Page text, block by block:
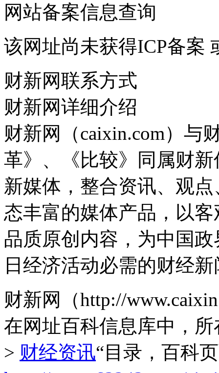
网站备案信息查询
该网址尚未获得ICP备案
财新网联系方式
财新网详细介绍
财新网（caixin.com）与
革》、《比较》同属财
新媒体，整合资讯、观
态丰富的媒体产品，以
品质原创内容，为中国
日经济活动必需的财经
财新网（http://
在网址百科信息库中，
> 财经资讯“目录，百科